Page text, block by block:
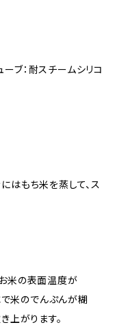
耐スチームシリコ
はもち米を蒸して、ス
米の表面温度が
米のでんぷんが糊
上がります。